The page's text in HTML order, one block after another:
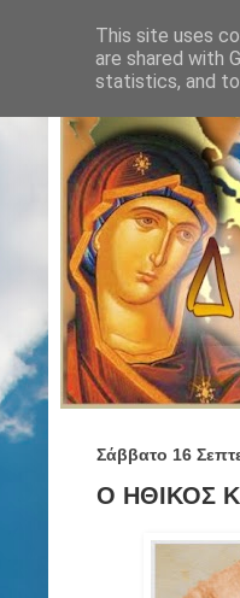
Σάββατο 16
Ο ΗΘΙΚΟΣ
This site uses
are shared with
statistics, and